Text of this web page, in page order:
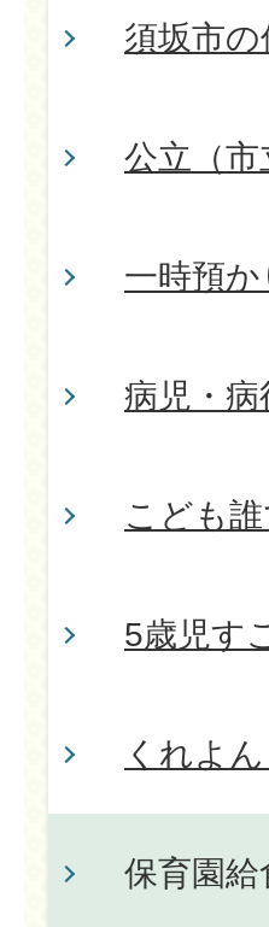
須坂市
公立（
一時預
病児・病
こども
5歳児す
くれよ
保育園給